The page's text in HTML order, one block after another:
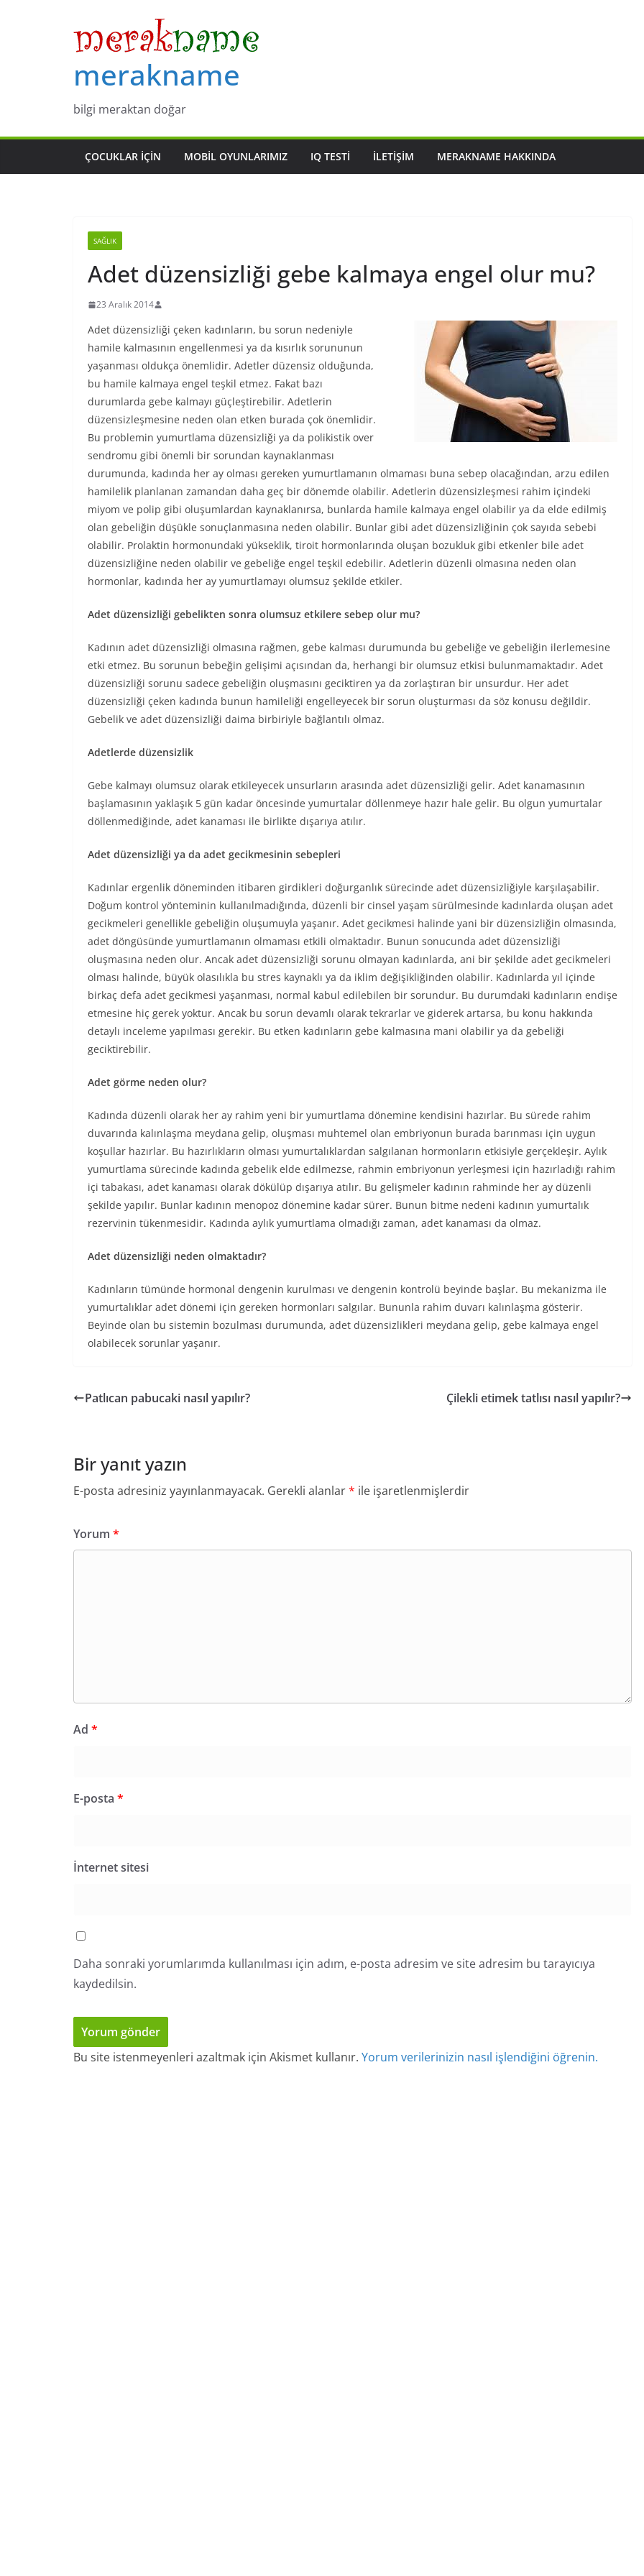
merakname
bilgi meraktan doğar
ÇOCUKLAR IÇIN MOBIL OYUNLARIMIZ IQ TESTI İLETIŞIM MERAKNAME HAKKINDA
SAĞLIK
Adet düzensizliği gebe kalmaya engel olur mu?
23 Aralık 2014
Adet düzensizliği çeken kadınların, bu sorun nedeniyle
hamile kalmasının engellenmesi ya da kısırlık sorununun
yaşanması oldukça önemlidir. Adetler düzensiz olduğunda,
bu hamile kalmaya engel teşkil etmez. Fakat bazı
durumlarda gebe kalmayı güçleştirebilir. Adetlerin
düzensizleşmesine neden olan etken burada çok önemlidir.
Bu problemin yumurtlama düzensizliği ya da polikistik over
sendromu gibi önemli bir sorundan kaynaklanması
durumunda, kadında her ay olması gereken yumurtlamanın olmaması buna sebep olacağından, arzu edilen
hamilelik planlanan zamandan daha geç bir dönemde olabilir. Adetlerin düzensizleşmesi rahim içindeki
miyom ve polip gibi oluşumlardan kaynaklanırsa, bunlarda hamile kalmaya engel olabilir ya da elde edilmiş
olan gebeliğin düşükle sonuçlanmasına neden olabilir. Bunlar gibi adet düzensizliğinin çok sayıda sebebi
olabilir. Prolaktin hormonundaki yükseklik, tiroit hormonlarında oluşan bozukluk gibi etkenler bile adet
düzensizliğine neden olabilir ve gebeliğe engel teşkil edebilir. Adetlerin düzenli olmasına neden olan
hormonlar, kadında her ay yumurtlamayı olumsuz şekilde etkiler.
Adet düzensizliği gebelikten sonra olumsuz etkilere sebep olur mu?
Kadının adet düzensizliği olmasına rağmen, gebe kalması durumunda bu gebeliğe ve gebeliğin ilerlemesine
etki etmez. Bu sorunun bebeğin gelişimi açısından da, herhangi bir olumsuz etkisi bulunmamaktadır. Adet
düzensizliği sorunu sadece gebeliğin oluşmasını geciktiren ya da zorlaştıran bir unsurdur. Her adet
düzensizliği çeken kadında bunun hamileliği engelleyecek bir sorun oluşturması da söz konusu değildir.
Gebelik ve adet düzensizliği daima birbiriyle bağlantılı olmaz.
Adetlerde düzensizlik
Gebe kalmayı olumsuz olarak etkileyecek unsurların arasında adet düzensizliği gelir. Adet kanamasının
başlamasının yaklaşık 5 gün kadar öncesinde yumurtalar döllenmeye hazır hale gelir. Bu olgun yumurtalar
döllenmediğinde, adet kanaması ile birlikte dışarıya atılır.
Adet düzensizliği ya da adet gecikmesinin sebepleri
Kadınlar ergenlik döneminden itibaren girdikleri doğurganlık sürecinde adet düzensizliğiyle karşılaşabilir.
Doğum kontrol yönteminin kullanılmadığında, düzenli bir cinsel yaşam sürülmesinde kadınlarda oluşan adet
gecikmeleri genellikle gebeliğin oluşumuyla yaşanır. Adet gecikmesi halinde yani bir düzensizliğin olmasında,
adet döngüsünde yumurtlamanın olmaması etkili olmaktadır. Bunun sonucunda adet düzensizliği
oluşmasına neden olur. Ancak adet düzensizliği sorunu olmayan kadınlarda, ani bir şekilde adet gecikmeleri
olması halinde, büyük olasılıkla bu stres kaynaklı ya da iklim değişikliğinden olabilir. Kadınlarda yıl içinde
birkaç defa adet gecikmesi yaşanması, normal kabul edilebilen bir sorundur. Bu durumdaki kadınların endişe
etmesine hiç gerek yoktur. Ancak bu sorun devamlı olarak tekrarlar ve giderek artarsa, bu konu hakkında
detaylı inceleme yapılması gerekir. Bu etken kadınların gebe kalmasına mani olabilir ya da gebeliği
geciktirebilir.
Adet görme neden olur?
Kadında düzenli olarak her ay rahim yeni bir yumurtlama dönemine kendisini hazırlar. Bu sürede rahim
duvarında kalınlaşma meydana gelip, oluşması muhtemel olan embriyonun burada barınması için uygun
koşullar hazırlar. Bu hazırlıkların olması yumurtalıklardan salgılanan hormonların etkisiyle gerçekleşir. Aylık
yumurtlama sürecinde kadında gebelik elde edilmezse, rahmin embriyonun yerleşmesi için hazırladığı rahim
içi tabakası, adet kanaması olarak dökülüp dışarıya atılır. Bu gelişmeler kadının rahminde her ay düzenli
şekilde yapılır. Bunlar kadının menopoz dönemine kadar sürer. Bunun bitme nedeni kadının yumurtalık
rezervinin tükenmesidir. Kadında aylık yumurtlama olmadığı zaman, adet kanaması da olmaz.
Adet düzensizliği neden olmaktadır?
Kadınların tümünde hormonal dengenin kurulması ve dengenin kontrolü beyinde başlar. Bu mekanizma ile
yumurtalıklar adet dönemi için gereken hormonları salgılar. Bununla rahim duvarı kalınlaşma gösterir.
Beyinde olan bu sistemin bozulması durumunda, adet düzensizlikleri meydana gelip, gebe kalmaya engel
olabilecek sorunlar yaşanır.
Patlıcan pabucaki nasıl yapılır? Çilekli etimek tatlısı nasıl yapılır?
Bir yanıt yazın
E-posta adresiniz yayınlanmayacak. Gerekli alanlar* ile işaretlenmişlerdir
Yorum *
Ad *
E-posta *
İnternet sitesi
Daha sonraki yorumlarımda kullanılması için adım, e-posta adresim ve site adresim bu tarayıcıya
kaydedilsin.
Bu site istenmeyenleri azaltmak için Akismet kullanır. Yorum verilerinizin nasıl işlendiğini öğrenin.